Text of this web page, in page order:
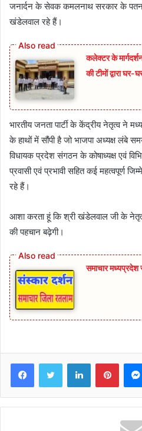
जनार्दन के सेवक कमलनाथ सरकार के
खंडेलवाल रहे हैं।
कलेक्टर के
की टीमों द्वारा घर-
भारतीय जनता पार्टी के केंद्रीय नेतृत्व ने
के हाथों में सौंपी है जो भाजपा अध्यक्ष लंबे
विधायक प्रदेश संगठन के कोषाध्यक्ष एवं
प्रवासी एवं प्रभावी सहित कई महत्वपूर्ण
रहे हैं।
आशा करता हूं कि श्री खंडेलवाल जी के
की पहचान बढ़ेगी।
समाचार
FacebookTwitter LinkedIn